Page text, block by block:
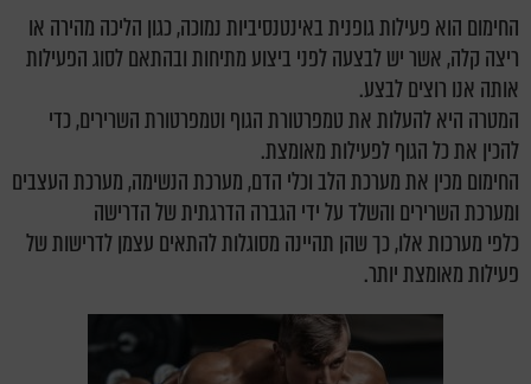
החימום הוא פעילות גופנית באינטנסיביות נמוכה, כגון הליכה מהירה או
ריצה קלה, אשר יש לבצעה לפני ביצוע מתיחות ובהתאם לסוג הפעילות
אותה אנו רוצים לבצע.
המטרה היא להעלות את טמפרטורת הגוף וטמפרטורת השרירים, כדי
להכין את כל הגוף לפעילות מאומצת.
החימום מכין את מערכת הלב וכלי הדם, מערכת הנשימה, מערכת העצבים
ומערכת השרירים והשלד על ידי הגברה הדרגתית של הדרישה
כלפי מערכות אלו, כך שהן תהיינה מסוגלות להתאים עצמן לדרישות של
פעילות מאומצת יותר.